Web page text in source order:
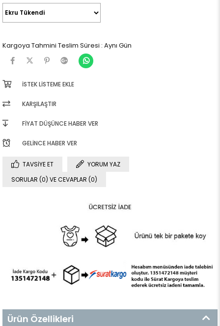
Kargoya Tahmini Teslim Süresi : Aynı Gün
İSTEK LISTEME EKLE
KARŞILAŞTIR
FIYAT DÜŞÜNCE HABER VER
GELINCE HABER VER
TAVSIYE ET
YORUM YAZ
SORULAR (0) VE CEVAPLAR (0)
Ürün Özellikleri